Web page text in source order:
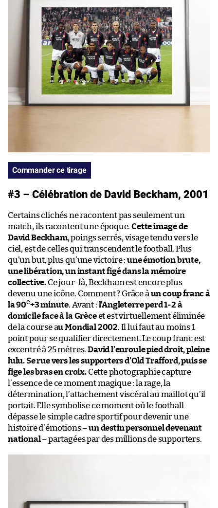
Commander ce tirage
#3 – Célébration de David Beckham, 2001
Certains clichés ne racontent pas seulement un
match, ils racontent une époque.Cette image de
David Beckham, poings serrés, visage tendu vers le
ciel, est de celles qui transcendent le football. Plus
qu’un but, plus qu’une victoire : une émotion brute,
une libération, un instant figé dans la mémoire
collective. Ce jour-là, Beckham est encore plus
devenu une icône. Comment ? Grâce à un coup franc à
la 90e+3 minute. Avant : l’Angleterre perd 1-2 à
domicile face à la Grèceet est virtuellement éliminée
de la course au Mondial 2002. Il lui faut au moins 1
point pour se qualifier directement. Le coup franc est
excentré à 25 mètres.David l’enroule pied droit, pleine
lulu. Se rue vers les supporters d’Old Trafford, puis se
fige les bras en croix. Cette photographie capture
l’essence de ce moment magique : la rage, la
détermination, l’attachement viscéral au maillot qu’il
portait. Elle symbolise ce moment où le football
dépasse le simple cadre sportif pour devenir une
histoire d’émotions –un destin personnel devenant
national– partagées par des millions de supporters.